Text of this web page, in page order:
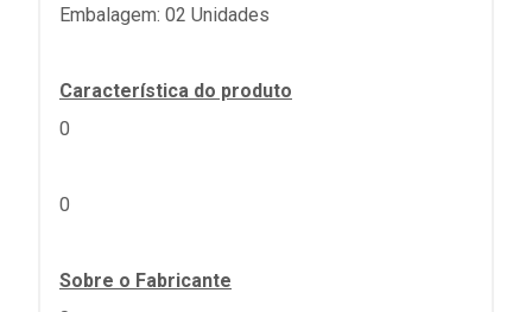
Embalagem: 02 Unidades
Característica do produto
0
0
Sobre o Fabricante